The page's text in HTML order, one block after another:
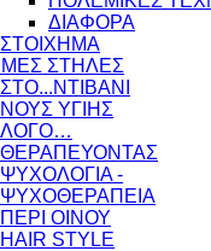
ΔΙΑΦΟΡΑ
ΣΤΟΙΧΗΜΑ
ΣΤΗΛΕΣ
ΣΤΟ...ΝΤΙΒΑΝΙ
ΝΟΥΣ ΥΓΙΗΣ
ΛΟΓΟ…
ΘΕΡΑΠΕΥΟΝΤΑΣ
ΨΥΧΟΛΟΓΙΑ -
ΨΥΧΟΘΕΡΑΠΕΙΑ
ΠΕΡΙ ΟΙΝΟΥ
HAIR STYLE